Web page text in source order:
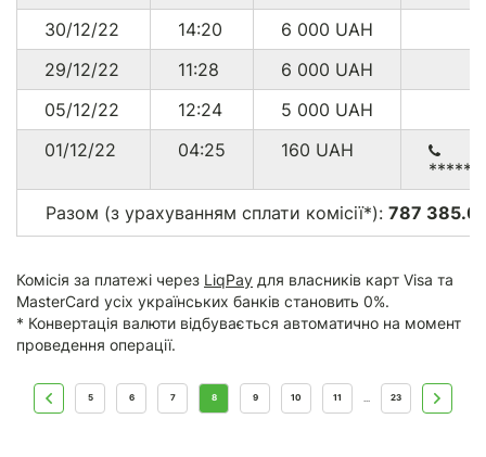
30/12/22
14:20 6 000 UAH
29/12/22
11:28 6 000 UAH
05/12/22
12:24 5 000 UAH
01/12/22
04:25 160 UAH
Разом (з урахуванням сплати комісії*): 787
Комісія за платежі через LiqPay для власників карт Visa та
MasterCard усіх українських банків становить 0%.
* Конвертація валюти відбувається автоматично на момент
проведення операції.
5 6 7 8 9 10 11 23